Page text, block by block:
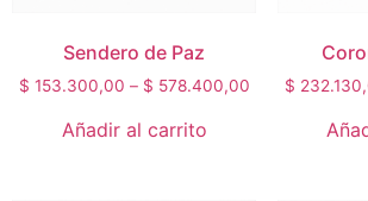
Sendero de Paz
$ 153.300,00 – $ 578.400,00
Añadir al carrito
$